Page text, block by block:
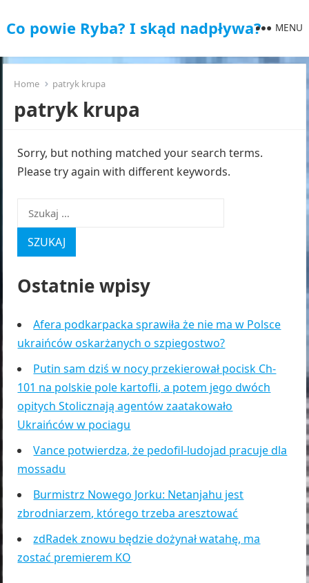
Co powie Ryba? I skąd nadpływa? MENU
Home patryk krupa
patryk krupa
Sorry, but nothing matched your search terms.
Please try again with different keywords.
Szukaj:
Ostatnie wpisy
Afera podkarpacka sprawiła że nie ma w Polsce
ukraińców oskarżanych o szpiegostwo?
Putin sam dziś w nocy przekierował pocisk Ch-
101 na polskie pole kartofli, a potem jego dwóch
opitych Stolicznają agentów zaatakowało
Ukraińców w pociagu
Vance potwierdza, że pedofil-ludojad pracuje dla
mossadu
Burmistrz Nowego Jorku: Netanjahu jest
zbrodniarzem, którego trzeba aresztować
zdRadek znowu będzie dożynał watahę, ma
zostać premierem KO